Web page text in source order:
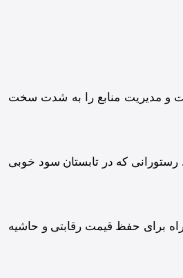
و مدیریت منابع را به شدت سخت
که در تابستان سود خوبی
برای حفظ قیمت رقابتی و حاشیه